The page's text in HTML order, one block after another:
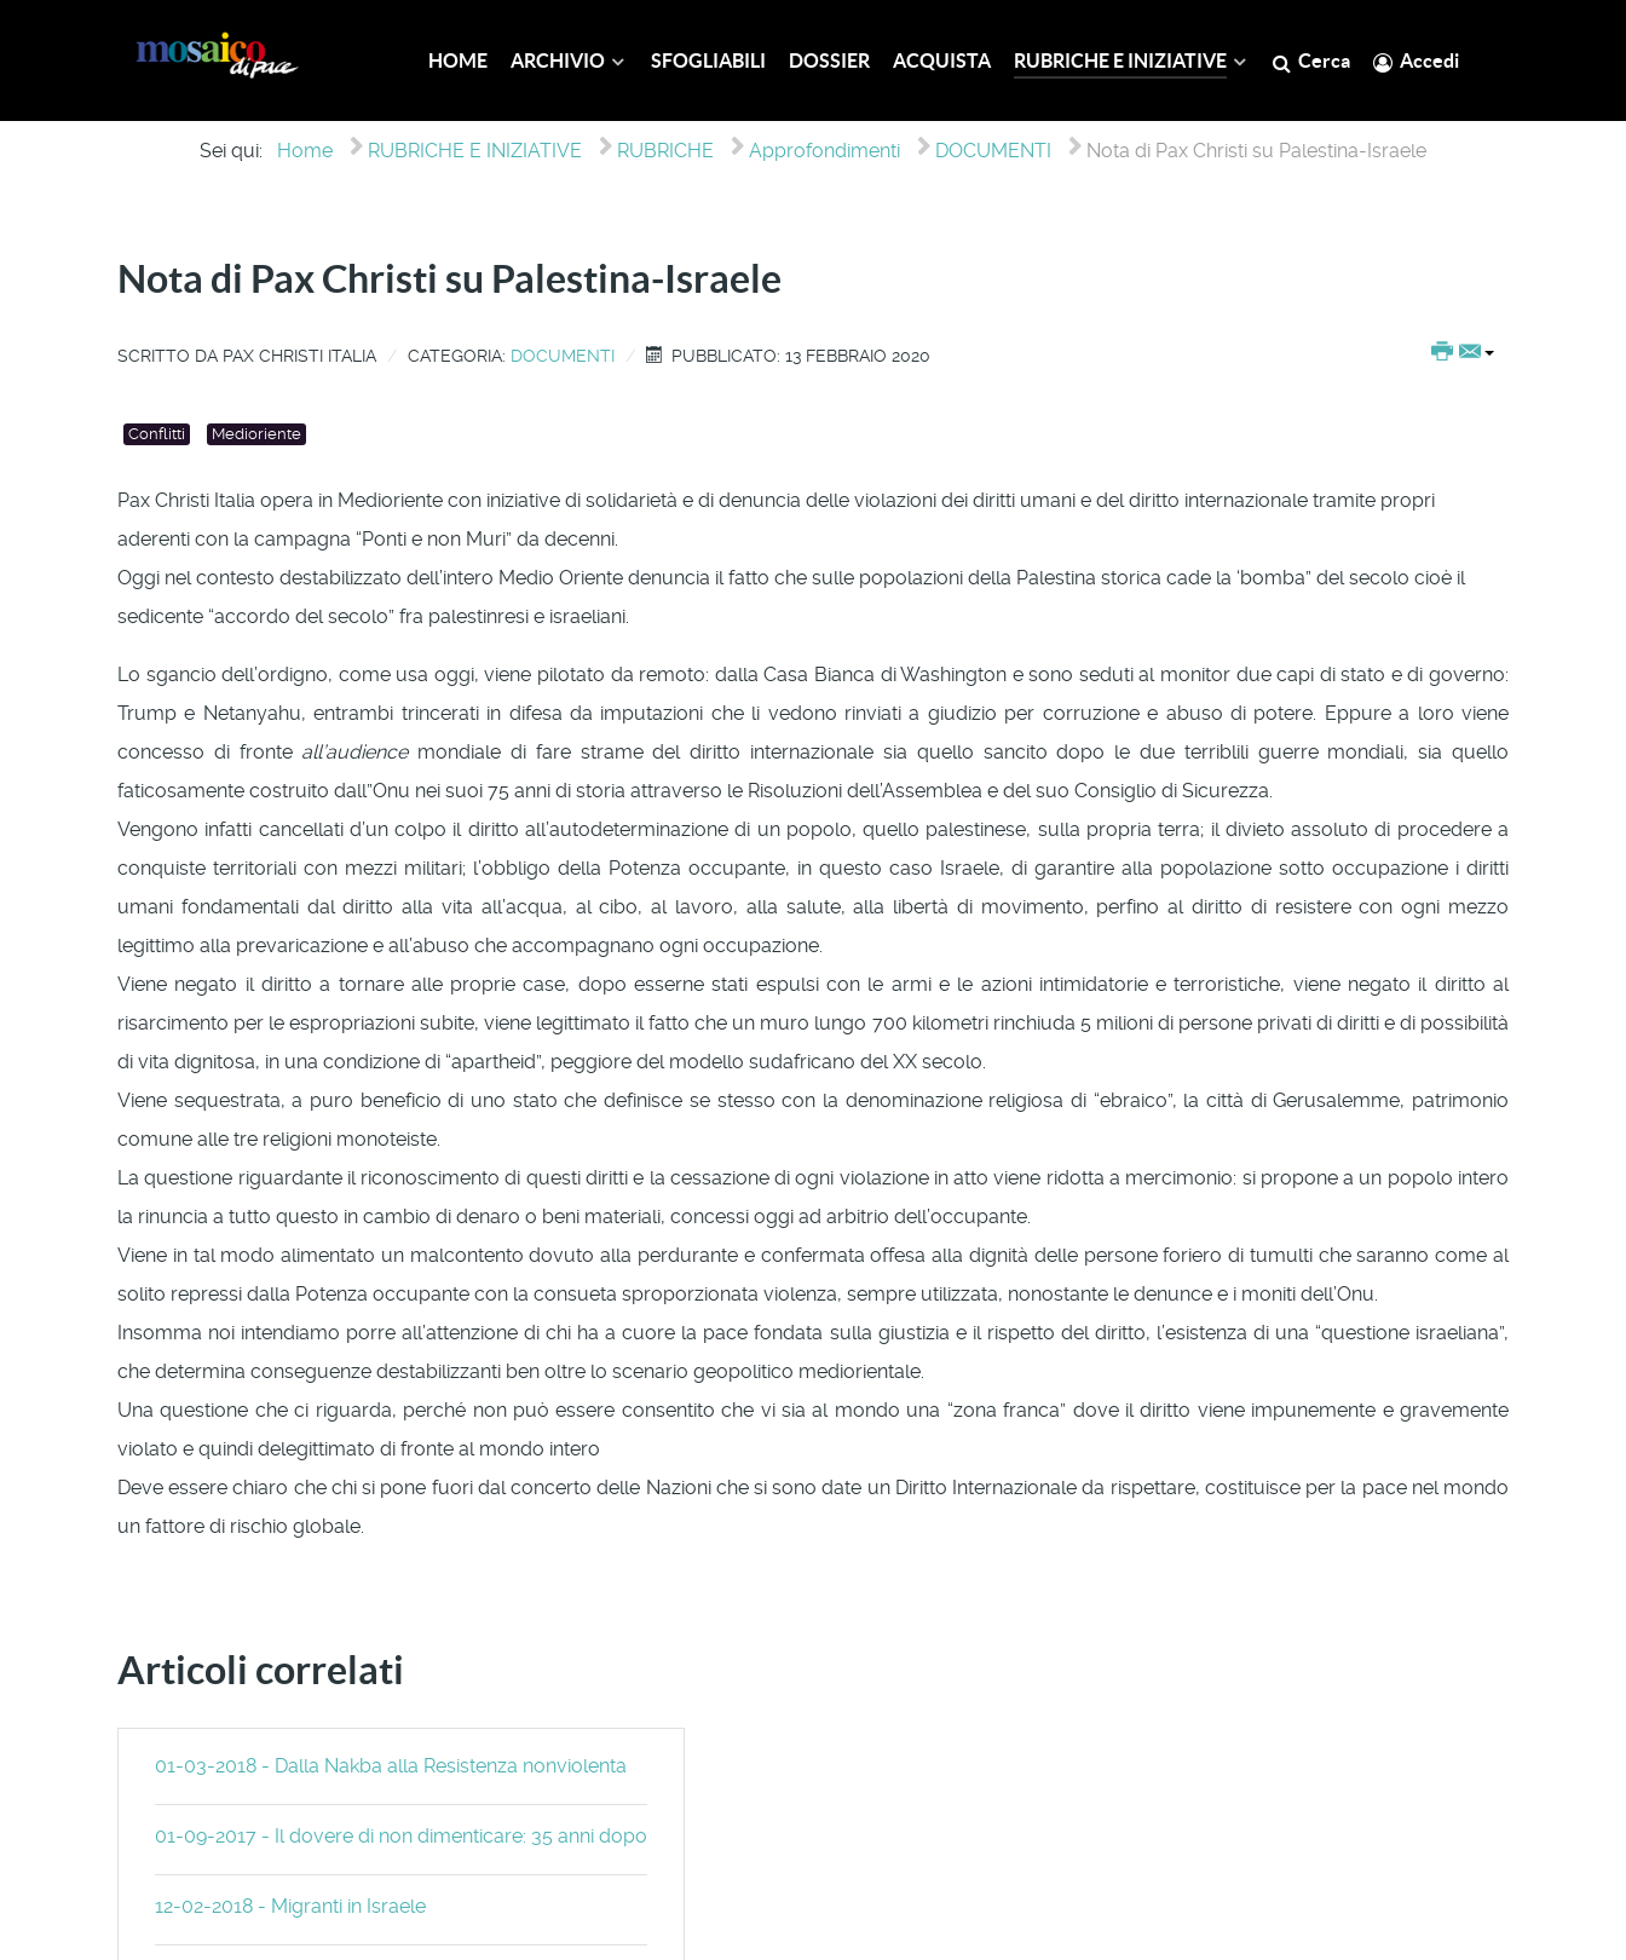
HOME ARCHIVIO SFOGLIABILI DOSSIER ACQUISTA RUBRICHE E INIZIATIVE Cerca Accedi
Sei qui: Home RUBRICHE E INIZIATIVE RUBRICHE Approfondimenti DOCUMENTI Nota di Pax Christi su Palestina-Israele
Nota di Pax Christi su Palestina-Israele
SCRITTO DA PAX CHRISTI ITALIA CATEGORIA: DOCUMENTI PUBBLICATO: 13 FEBBRAIO 2020
Conflitti Medioriente
Pax Christi Italia opera in Medioriente con iniziative di solidarietà e di denuncia delle violazioni dei diritti umani e del diritto internazionale tramite propri
aderenti con la campagna “Ponti e non Muri” da decenni.
Oggi nel contesto destabilizzato dell’intero Medio Oriente denuncia il fatto che sulle popolazioni della Palestina storica cade la ‘bomba” del secolo cioè il
sedicente “accordo del secolo” fra palestinresi e israeliani.
Lo sgancio dell’ordigno, come usa oggi, viene pilotato da remoto: dalla Casa Bianca di Washington e sono seduti al monitor due capi di stato e di governo:
Trump e Netanyahu, entrambi trincerati in difesa da imputazioni che li vedono rinviati a giudizio per corruzione e abuso di potere. Eppure a loro viene
concesso di fronte all’audiencemondiale di fare strame del diritto internazionale sia quello sancito dopo le due terriblili guerre mondiali, sia quello
faticosamente costruito dall”Onu nei suoi 75 anni di storia attraverso le Risoluzioni dell’Assemblea e del suo Consiglio di Sicurezza.
Vengono infatti cancellati d’un colpo il diritto all’autodeterminazione di un popolo, quello palestinese, sulla propria terra; il divieto assoluto di procedere a
conquiste territoriali con mezzi militari; l’obbligo della Potenza occupante, in questo caso Israele, di garantire alla popolazione sotto occupazione i diritti
umani fondamentali dal diritto alla vita all’acqua, al cibo, al lavoro, alla salute, alla libertà di movimento, perfino al diritto di resistere con ogni mezzo
legittimo alla prevaricazione e all’abuso che accompagnano ogni occupazione.
Viene negato il diritto a tornare alle proprie case, dopo esserne stati espulsi con le armi e le azioni intimidatorie e terroristiche, viene negato il diritto al
risarcimento per le espropriazioni subite, viene legittimato il fatto che un muro lungo 700 kilometri rinchiuda 5 milioni di persone privati di diritti e di possibilità
di vita dignitosa, in una condizione di “apartheid”, peggiore del modello sudafricano del XX secolo.
Viene sequestrata, a puro beneficio di uno stato che definisce se stesso con la denominazione religiosa di “ebraico”, la città di Gerusalemme, patrimonio
comune alle tre religioni monoteiste.
La questione riguardante il riconoscimento di questi diritti e la cessazione di ogni violazione in atto viene ridotta a mercimonio: si propone a un popolo intero
la rinuncia a tutto questo in cambio di denaro o beni materiali, concessi oggi ad arbitrio dell’occupante.
Viene in tal modo alimentato un malcontento dovuto alla perdurante e confermata offesa alla dignità delle persone foriero di tumulti che saranno come al
solito repressi dalla Potenza occupante con la consueta sproporzionata violenza, sempre utilizzata, nonostante le denunce e i moniti dell’Onu.
Insomma noi intendiamo porre all’attenzione di chi ha a cuore la pace fondata sulla giustizia e il rispetto del diritto, l’esistenza di una “questione israeliana”,
che determina conseguenze destabilizzanti ben oltre lo scenario geopolitico mediorientale.
Una questione che ci riguarda, perché non può essere consentito che vi sia al mondo una “zona franca” dove il diritto viene impunemente e gravemente
violato e quindi delegittimato di fronte al mondo intero
Deve essere chiaro che chi si pone fuori dal concerto delle Nazioni che si sono date un Diritto Internazionale da rispettare, costituisce per la pace nel mondo
un fattore di rischio globale.
Articoli correlati
01-03-2018 - Dalla Nakba alla Resistenza nonviolenta
01-09-2017 - Il dovere di non dimenticare: 35 anni dopo
12-02-2018 - Migranti in Israele